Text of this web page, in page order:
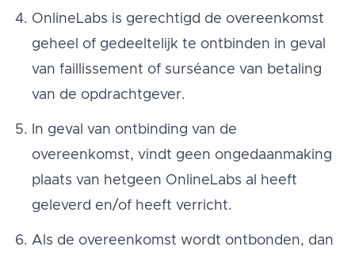
OnlineLabs is gerechtigd de overeenkomst
geheel of gedeeltelijk te ontbinden in geval
van faillissement of surséance van betaling
van de opdrachtgever.
In geval van ontbinding van de
overeenkomst, vindt geen ongedaanmaking
plaats van hetgeen OnlineLabs al heeft
geleverd en/of heeft verricht.
Als de overeenkomst wordt ontbonden, dan